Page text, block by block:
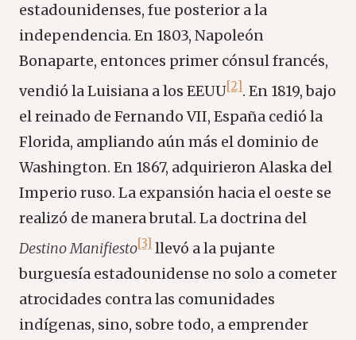
estadounidenses, fue posterior a la
independencia. En 1803, Napoleón
Bonaparte, entonces primer cónsul francés,
vendió la Luisiana a los EEUU [2] . En 1819, bajo
el reinado de Fernando VII, España cedió la
Florida, ampliando aún más el dominio de
Washington. En 1867, adquirieron Alaska del
Imperio ruso. La expansión hacia el oeste se
realizó de manera brutal. La doctrina del
Destino Manifiesto [3] llevó a la pujante
burguesía estadounidense no solo a cometer
atrocidades contra las comunidades
indígenas, sino, sobre todo, a emprender